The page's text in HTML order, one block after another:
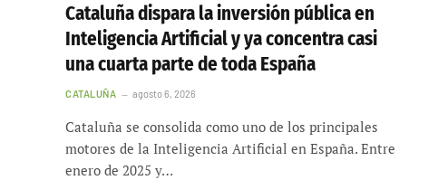
Cataluña dispara la inversión pública en
Inteligencia Artificial y ya concentra casi
una cuarta parte de toda España
CATALUÑA agosto 6, 2026
Cataluña se consolida como uno de los principales
motores de la Inteligencia Artificial en España. Entre
enero de 2025 y…